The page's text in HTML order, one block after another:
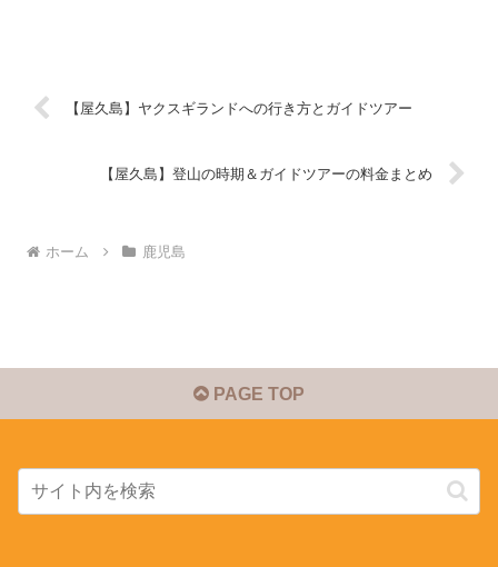
【屋久島】ヤクスギランドへの行き方とガイドツアー
【屋久島】登山の時期＆ガイドツアーの料金まとめ
ホーム 鹿児島
PAGE TOP